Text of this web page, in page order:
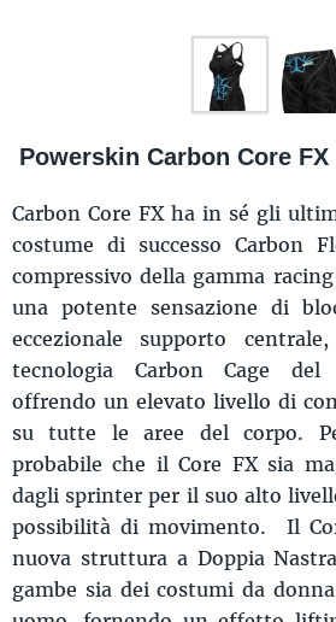
Powerskin Carbon Core FX
Carbon Core FX ha in sé gli
costume di successo Carbon
compressivo della gamma
una potente sensazione di
eccezionale supporto
tecnologia Carbon Cage del
offrendo un elevato livello di
su tutte le aree del corpo.
probabile che il Core FX sia
dagli sprinter per il suo alto
possibilità di movimento. Il
nuova struttura a Doppia
gambe sia dei costumi da